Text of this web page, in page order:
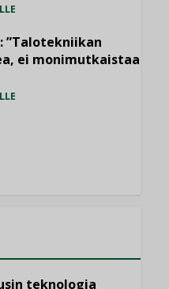
”Talotekniikan
ei monimutkaistaa
teknologia